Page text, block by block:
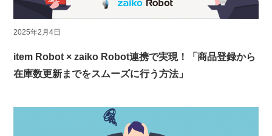
2025年2月4日
item Robot × zaiko Robot連携で実現！「商品登録から
在庫数更新までをスムーズに行う方法」